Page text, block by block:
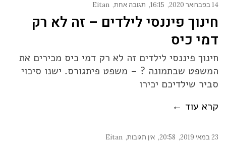
14 בפברואר 2020 16:15 תגובה אחת Eitan
חינוך פיננסי לילדים – זה לא רק
דמי כיס
חינוך פיננסי לילדים זה לא רק דמי כיס מכירים את
המשפט שבתמונה ? – משפט פיתגורס. ישנו סיכוי
סביר שילדיכם יכירו
קרא עוד ←
23 במאי 2019 20:58 אין תגובות Eitan